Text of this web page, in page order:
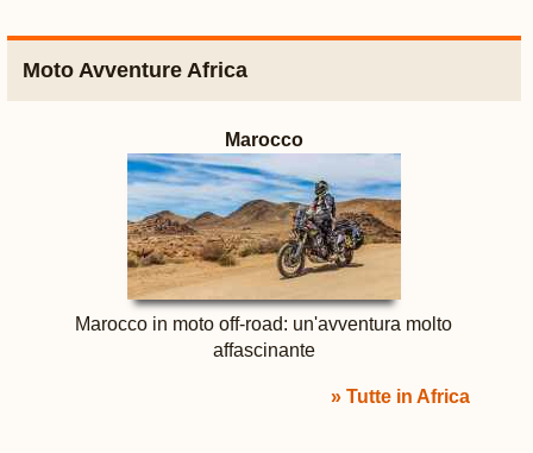
Moto Avventure Africa
Marocco
Marocco in moto off-road: un'avventura molto
affascinante
» Tutte in Africa